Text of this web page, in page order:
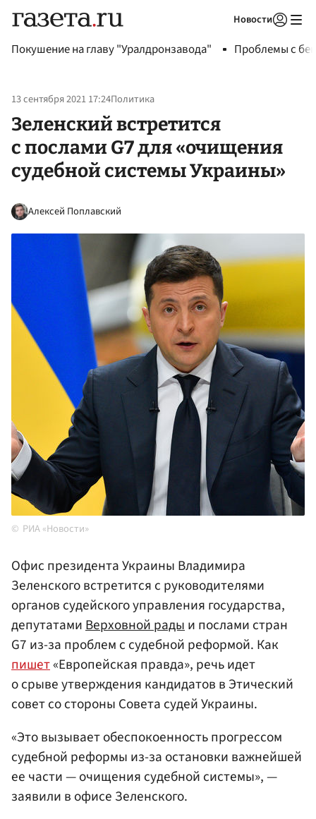
Новости
Покушение на главу "Уралдронзавода" Проблемы с
13 сентября 2021 17:24Политика
Зеленский встретится
с послами G7 для «очищения
судебной системы Украины»
Алексей Поплавский
РИА «Новости»
Офис президента Украины Владимира
Зеленского встретится с руководителями
органов судейского управления государства,
депутатамиВерховной радыи послами стран
G7 из-за проблем с судебной реформой. Как
пишет«Европейская правда», речь идет
о срыве утверждения кандидатов в Этический
совет со стороны Совета судей Украины.
«Это вызывает обеспокоенность прогрессом
судебной реформы из-за остановки важнейшей
ее части — очищения судебной системы», —
заявили в офисе Зеленского.